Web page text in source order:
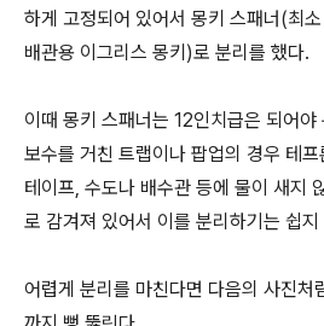
하게 고정되어 있어서 몽키 스패너(최
배관용 이그리스 몽키)로 분리를 했다.
이때 몽키 스패너는 12인치급은 되어야
보수를 거친 트랩이나 팝업의 경우 테
테이프, 수도나 배수관 등에 물이 새지
로 감겨져 있어서 이를 분리하기는 쉽지
어렵게 분리를 마친다면 다음의 사진처